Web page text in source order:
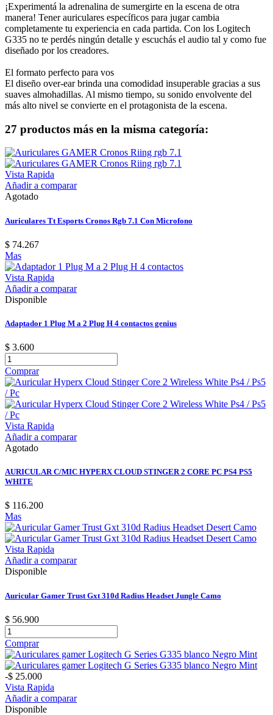
¡Experimentá la adrenalina de sumergirte en la escena de otra
manera! Tener auriculares específicos para jugar cambia
completamente tu experiencia en cada partida. Con los Logitech
G335 no te perdés ningún detalle y escuchás el audio tal y como fue
diseñado por los creadores.
El formato perfecto para vos
El diseño over-ear brinda una comodidad insuperable gracias a sus
suaves almohadillas. Al mismo tiempo, su sonido envolvente del
más alto nivel se convierte en el protagonista de la escena.
27 productos más en la misma categoría:
Vista Rapida
Añadir a comparar
Agotado
Auriculares Tt Esports Cronos Rgb 7.1 Con Microfono
$ 74.267
Mas
Vista Rapida
Añadir a comparar
Disponible
Adaptador 1 Plug M a 2 Plug H 4 contactos genius
$ 3.600
Comprar
Vista Rapida
Añadir a comparar
Agotado
AURICULAR C/MIC HYPERX CLOUD STINGER 2 CORE PC PS4 PS5
WHITE
$ 116.200
Mas
Vista Rapida
Añadir a comparar
Disponible
Auricular Gamer Trust Gxt 310d Radius Headset Jungle Camo
$ 56.900
Comprar
-$ 25.000
Vista Rapida
Añadir a comparar
Disponible